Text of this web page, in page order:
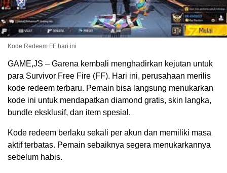
Kode Redeem FF hari ini
GAME,JS – Garena kembali menghadirkan kejutan untuk
para Survivor Free Fire (FF). Hari ini, perusahaan merilis
kode redeem terbaru. Pemain bisa langsung menukarkan
kode ini untuk mendapatkan diamond gratis, skin langka,
bundle eksklusif, dan item spesial.
Kode redeem berlaku sekali per akun dan memiliki masa
aktif terbatas. Pemain sebaiknya segera menukarkannya
sebelum habis.